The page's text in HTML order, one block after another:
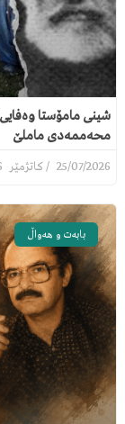
شینی مامۆستا
محەممەدی ماملێ
25/07/2026
بابەت و هەواڵ